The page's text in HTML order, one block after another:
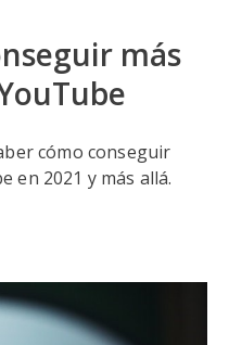
más
cómo conseguir
en 2021 y más allá.